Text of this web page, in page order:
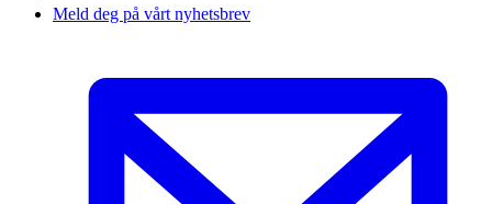
Meld deg på vårt nyhetsbrev